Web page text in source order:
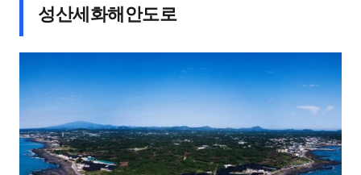
성산세화해안도로